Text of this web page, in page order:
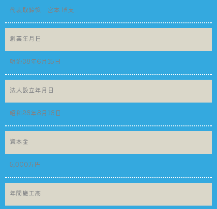
代表取締役 宮本 博支
創業年月日
明治38年6月15日
法人設立年月日
昭和28年8月18日
資本金
5,000万円
年間施工高